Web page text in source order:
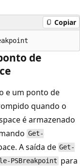
Copiar
de
e um ponto de
quando o
é armazenado
Get-
A saída de Get-
PSBreakpoint para